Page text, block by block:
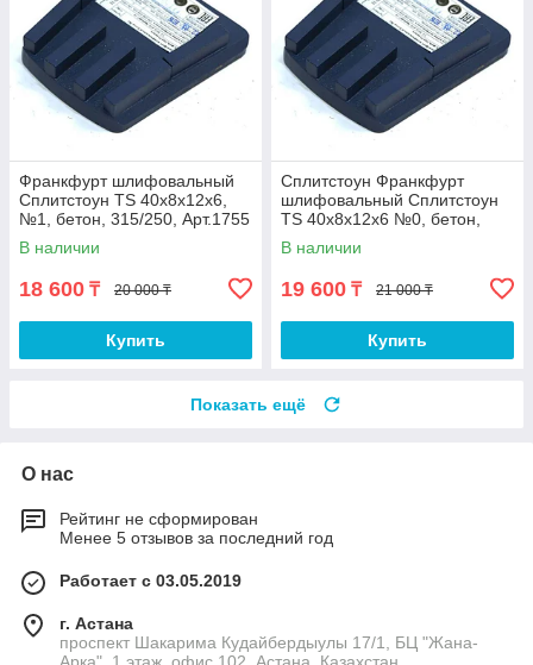
Франкфурт шлифовальный
Сплитстоун TS 40x8x12x6,
№1, бетон, 315/250, Арт.1755
В наличии
18 600 ₸ 20 000 ₸
Купить
Сплитстоун Франкфурт
шлифовальный Сплитстоун
TS 40x8x12x6 №0, бетон,
500/400
В наличии
19 600 ₸ 21 000 ₸
Купить
Показать ещё
О нас
Рейтинг не сформирован
Менее 5 отзывов за последний год
Работает с 03.05.2019
г. Астана
проспект Шакарима Кудайбердыулы 17/1, БЦ "Жана-